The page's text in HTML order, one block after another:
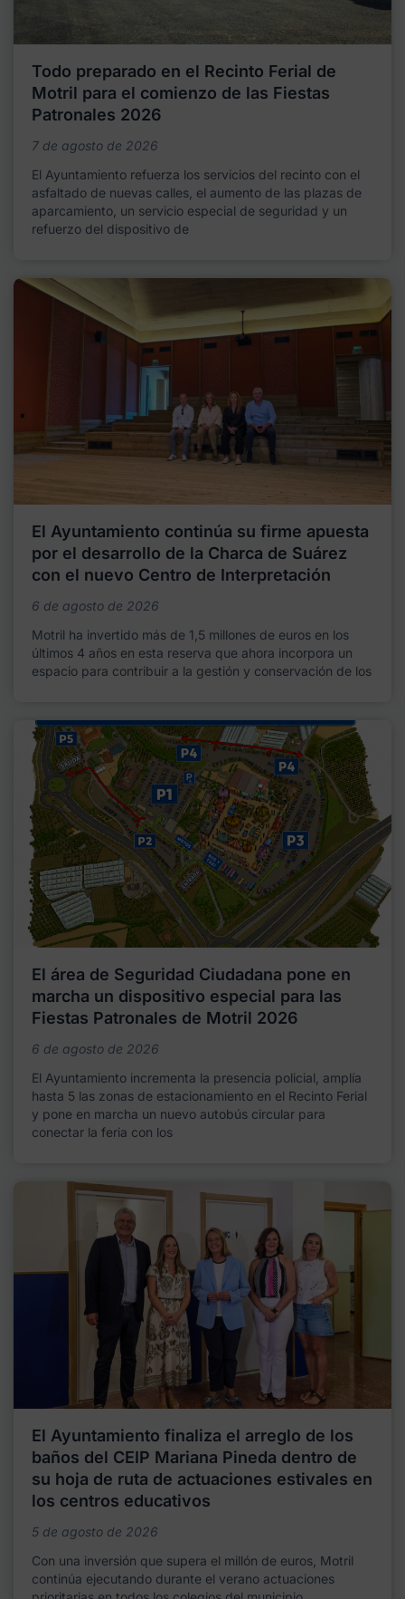
Todo preparado en el Recinto Ferial de
Motril para el comienzo de las Fiestas
Patronales 2026
7 de agosto de 2026
El Ayuntamiento refuerza los servicios del recinto con el
asfaltado de nuevas calles, el aumento de las plazas de
aparcamiento, un servicio especial de seguridad y un
refuerzo del dispositivo de
El Ayuntamiento continúa su firme apuesta
por el desarrollo de la Charca de Suárez
con el nuevo Centro de Interpretación
6 de agosto de 2026
Motril ha invertido más de 1,5 millones de euros en los
últimos 4 años en esta reserva que ahora incorpora un
espacio para contribuir a la gestión y conservación de los
El área de Seguridad Ciudadana pone en
marcha un dispositivo especial para las
Fiestas Patronales de Motril 2026
6 de agosto de 2026
El Ayuntamiento incrementa la presencia policial, amplía
hasta 5 las zonas de estacionamiento en el Recinto Ferial
y pone en marcha un nuevo autobús circular para
conectar la feria con los
El Ayuntamiento finaliza el arreglo de los
baños del CEIP Mariana Pineda dentro de
su hoja de ruta de actuaciones estivales en
los centros educativos
5 de agosto de 2026
Con una inversión que supera el millón de euros, Motril
continúa ejecutando durante el verano actuaciones